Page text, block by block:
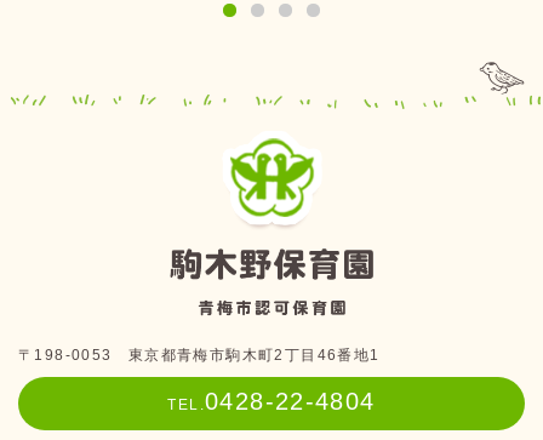
〒198-0053 東京都青梅市駒木町2丁目46番地1
TEL.0428-22-4804